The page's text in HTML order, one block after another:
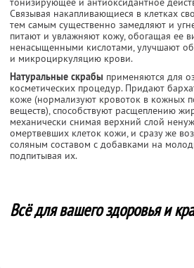
Связывая накапливающиеся в клетках
тем самым существенно замедляют и
питают и увлажняют кожу, обогащая ее
ненасыщенными кислотами, улучшают
и микроциркуляцию крови.
Натуральные скрабы применяются для
косметических процедур. Придают
коже (нормализуют кровоток в кожных
веществ), способствуют расщеплению
механически снимая верхний слой
омертвевших клеток кожи, и сразу же
соляным составом с добавками на
подпитывая их.
Всё для вашего здоровья и